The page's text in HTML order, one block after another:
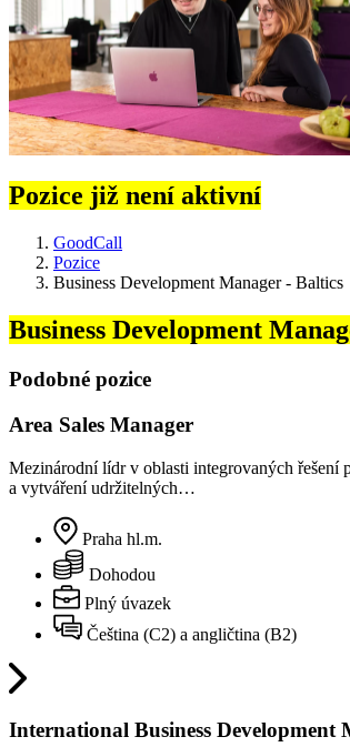
Pozice již není aktivní
GoodCall
Pozice
Business Development Manager - Baltics
Business Development
Podobné pozice
Area Sales Manager
Mezinárodní lídr v oblasti integrovaných řešení
a vytváření udržitelných…
Praha hl.m.
Dohodou
Plný úvazek
Čeština (C2) a angličtina (B2)
International Business Development